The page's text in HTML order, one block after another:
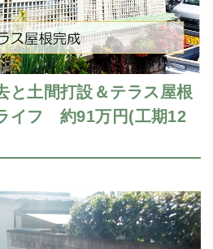
と土間打設＆テラス屋根
イフ 約91万円(工期12